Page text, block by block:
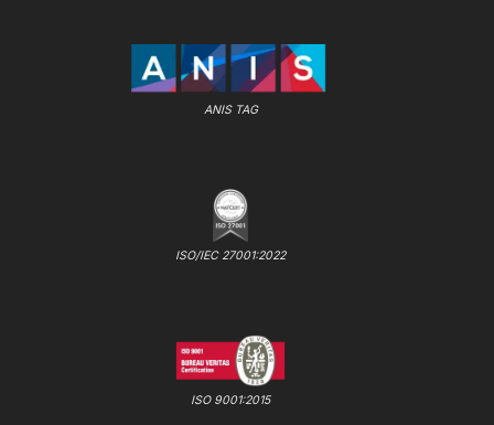
ANIS TAG
ISO/IEC 27001:2022
ISO 9001:2015